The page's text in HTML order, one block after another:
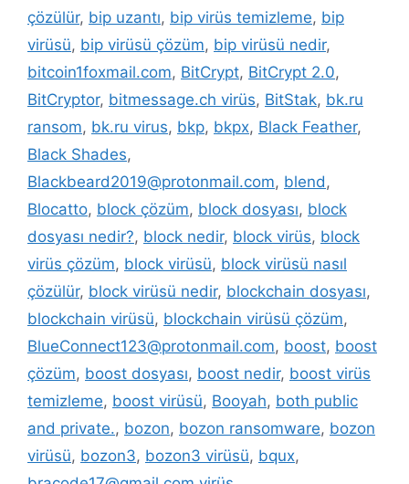
çözülür, bip uzantı, bip virüs temizleme, bip
virüsü, bip virüsü çözüm, bip virüsü nedir,
bitcoin1foxmail.com, BitCrypt, BitCrypt 2.0,
BitCryptor, bitmessage.ch virüs, BitStak, bk.ru
ransom, bk.ru virus, bkp, bkpx, Black Feather,
Black Shades,
Blackbeard2019@protonmail.com, blend,
Blocatto, block çözüm, block dosyası, block
dosyası nedir?, block nedir, block virüs, block
virüs çözüm, block virüsü, block virüsü nasıl
çözülür, block virüsü nedir, blockchain dosyası,
blockchain virüsü, blockchain virüsü çözüm,
BlueConnect123@protonmail.com, boost, boost
çözüm, boost dosyası, boost nedir, boost virüs
temizleme, boost virüsü, Booyah, both public
and private., bozon, bozon ransomware, bozon
virüsü, bozon3, bozon3 virüsü, bqux,